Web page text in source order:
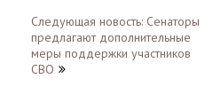
Следующая новость: Сенаторы
предлагают дополнительные
меры поддержки участников
СВО